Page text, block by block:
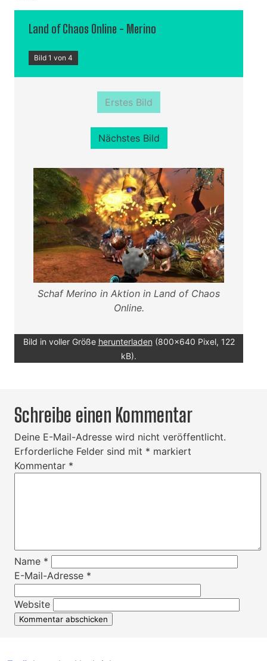
Land of Chaos Online - Merino
Bild 1 von 4
Erstes Bild
Nächstes Bild
Schaf Merino in Aktion in Land of Chaos
Online.
Bild in voller Größe herunterladen (800x640 Pixel, 122
kB).
Schreibe einen Kommentar
Deine E-Mail-Adresse wird nicht veröffentlicht.
Erforderliche Felder sind mit * markiert
Kommentar *
Name *
E-Mail-Adresse *
Website